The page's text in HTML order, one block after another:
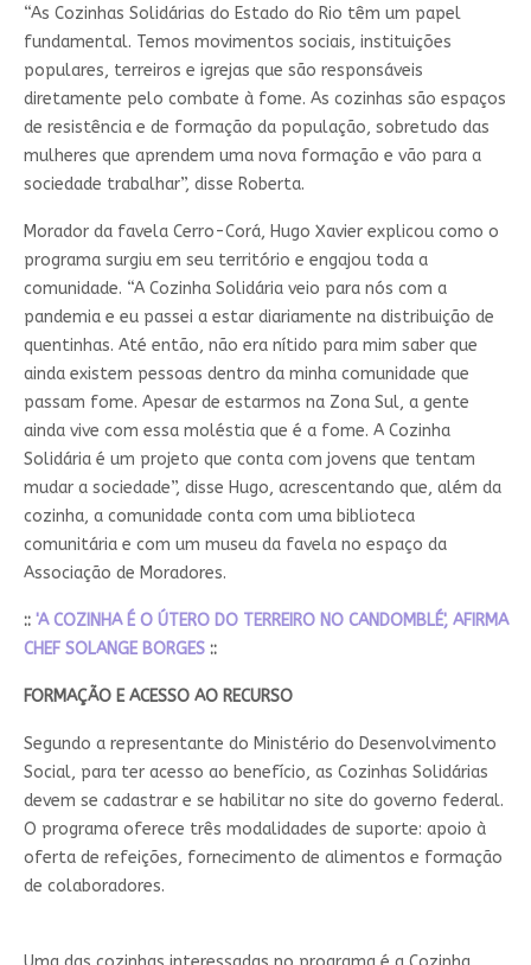
“As Cozinhas Solidárias do Estado do Rio têm um papel
fundamental. Temos movimentos sociais, instituições
populares, terreiros e igrejas que são responsáveis
diretamente pelo combate à fome. As cozinhas são espaços
de resistência e de formação da população, sobretudo das
mulheres que aprendem uma nova formação e vão para a
sociedade trabalhar”, disse Roberta.
Morador da favela Cerro-Corá, Hugo Xavier explicou como o
programa surgiu em seu território e engajou toda a
comunidade. “A Cozinha Solidária veio para nós com a
pandemia e eu passei a estar diariamente na distribuição de
quentinhas. Até então, não era nítido para mim saber que
ainda existem pessoas dentro da minha comunidade que
passam fome. Apesar de estarmos na Zona Sul, a gente
ainda vive com essa moléstia que é a fome. A Cozinha
Solidária é um projeto que conta com jovens que tentam
mudar a sociedade”, disse Hugo, acrescentando que, além da
cozinha, a comunidade conta com uma biblioteca
comunitária e com um museu da favela no espaço da
Associação de Moradores.
:: 'A COZINHA É O ÚTERO DO TERREIRO NO CANDOMBLÉ', AFIRMA
CHEF SOLANGE BORGES::
FORMAÇÃO E ACESSO AO RECURSO
Segundo a representante do Ministério do Desenvolvimento
Social, para ter acesso ao benefício, as Cozinhas Solidárias
devem se cadastrar e se habilitar no site do governo federal.
O programa oferece três modalidades de suporte: apoio à
oferta de refeições, fornecimento de alimentos e formação
de colaboradores.